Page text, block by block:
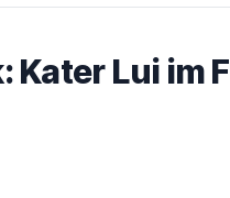
Kater Lui im